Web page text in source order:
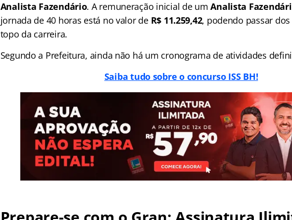
Analista Fazendário. A remuneração inicial de umAnalista
jornada de 40 horas está no valor de R$ 11.259,42, podendo passar
topo da carreira.
Segundo a Prefeitura, ainda não há um cronograma de atividades
Saiba tudo sobre o concurso ISS BH!